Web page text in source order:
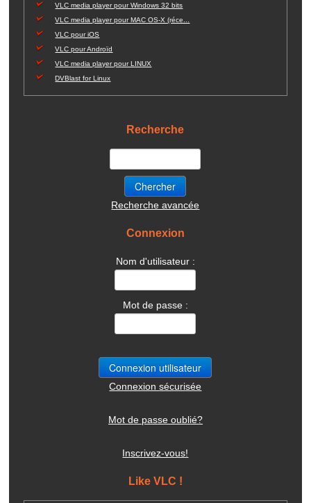
VLC media player pour Windows 32 bits
VLC media player pour MAC OS-X (réce...
VLC pour iOS
VLC pour Androïd
VLC media player pour LINUX
DVBlast for Linux
Recherche
Recherche avancée
Connexion
Nom d'utilisateur :
Mot de passe :
Connexion sécurisée
Mot de passe oublié?
Inscrivez-vous!
Like VLC !